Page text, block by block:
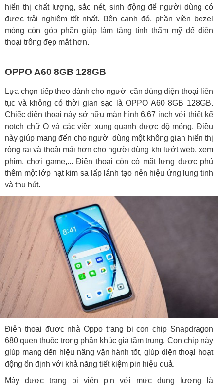
hiển thị chất lượng, sắc nét, sinh động để người dùng có
được trải nghiệm tốt nhất. Bên cạnh đó, phần viền bezel
mỏng còn góp phần giúp làm tăng tính thẩm mỹ để điện
thoại trông đẹp mắt hơn.
OPPO A60 8GB 128GB
Lựa chọn tiếp theo dành cho người cần dùng điện thoại liên
tục và không có thời gian sạc là OPPO A60 8GB 128GB.
Chiếc điện thoại này sở hữu màn hình 6.67 inch với thiết kế
notch chữ O và các viền xung quanh được độ mỏng. Điều
này giúp mang đến cho người dùng một không gian hiển thị
rộng rãi và thoải mái hơn cho người dùng khi lướt web, xem
phim, chơi game,... Điện thoại còn có mặt lưng được phủ
thêm một lớp hạt kim sa lấp lánh tạo nên hiệu ứng lung tinh
và thu hút.
Điện thoại được nhà Oppo trang bị con chip Snapdragon
680 quen thuộc trong phân khúc giá tầm trung. Con chip này
giúp mang đến hiệu năng vận hành tốt, giúp điện thoại hoạt
động ổn định với khả năng tiết kiệm pin hiệu quả.
Máy được trang bị viên pin với mức dung lượng là